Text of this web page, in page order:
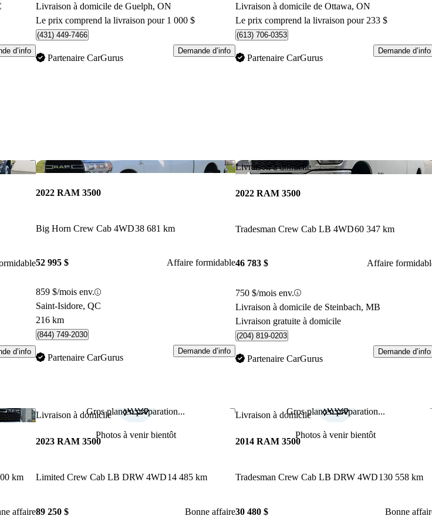
d’info
Livraison à domicile de Guelph, ON
Le prix comprend la livraison pour 1 000 $
(431) 449-7466
Partenaire CarGurus
Demande d’info
Livraison à domicile de Ottawa, ON
Le prix comprend la livraison pour 233 $
(613) 706-0353
Partenaire CarGurus
Demande d’info
Enregistrer cette annonce
d’info
Enregistrer cette annonce
2022 RAM 3500
Big Horn Crew Cab 4WD38 681 km
52 995 $ Affaire formidable
859 $/mois env.
Saint-Isidore, QC
216 km
(844) 749-2030
Partenaire CarGurus
Demande d’info
Livraison à domicile
2022 RAM 3500
Tradesman Crew Cab LB 4WD60 347 km
46 783 $ Affaire
750 $/mois env.
Livraison à domicile de Steinbach, MB
Livraison gratuite à domicile
(204) 819-0203
Partenaire CarGurus
Demande d’info
Enregistrer cette annonce
km
affaire
Gros plan en préparation...
Photos à venir bientôt
Livraison à domicile Enregistrer cette annonce
2023 RAM 3500
Limited Crew Cab LB DRW 4WD14 485 km
89 250 $ Bonne affaire
Gros plan en préparation...
Photos à venir bientôt
Livraison à domicile
2014 RAM 3500
Tradesman Crew Cab LB DRW 4WD130 558 km
30 480 $ Bonne